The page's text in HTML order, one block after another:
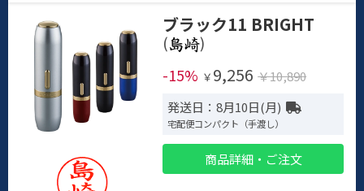
ブラック11 BRIGHT
(
)
-15% ￥ 9,256 ￥10,890
発送日：8月10日(月)
宅配便コンパクト（手渡し）
商品詳細・ご注文